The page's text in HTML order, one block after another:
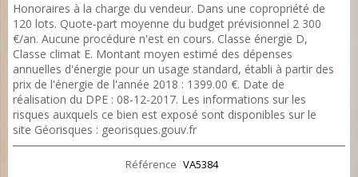
Honoraires à la charge du vendeur. Dans une copropriété de
120 lots. Quote-part moyenne du budget prévisionnel 2 300
€/an. Aucune procédure n'est en cours. Classe énergie D,
Classe climat E. Montant moyen estimé des dépenses
annuelles d'énergie pour un usage standard, établi à partir des
prix de l'énergie de l'année 2018 : 1399.00 €. Date de
réalisation du DPE : 08-12-2017. Les informations sur les
risques auxquels ce bien est exposé sont disponibles sur le
site Géorisques : georisques.gouv.fr
Référence VA5384